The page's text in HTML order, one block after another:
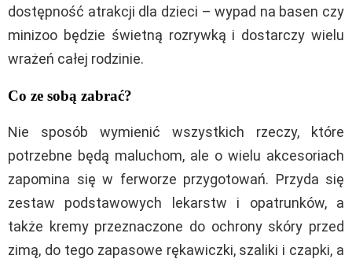
dostępność atrakcji dla dzieci – wypad na basen czy
minizoo będzie świetną rozrywką i dostarczy wielu
wrażeń całej rodzinie.
Co ze sobą zabrać?
Nie sposób wymienić wszystkich rzeczy, które
potrzebne będą maluchom, ale o wielu akcesoriach
zapomina się w ferworze przygotowań. Przyda się
zestaw podstawowych lekarstw i opatrunków, a
także kremy przeznaczone do ochrony skóry przed
zimą, do tego zapasowe rękawiczki, szaliki i czapki, a